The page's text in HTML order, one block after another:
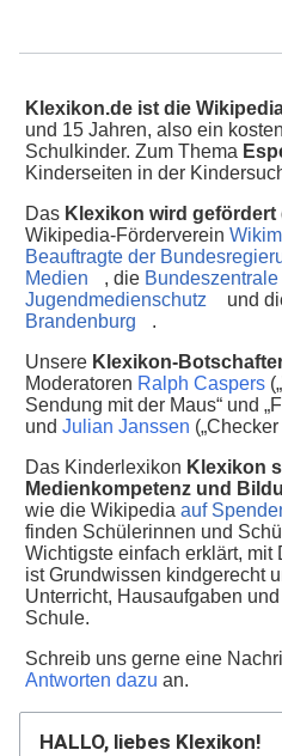
Klexikon.de ist die
und 15 Jahren, also ein
Schulkinder. Zum Thema
Kinderseiten in der
Das Klexikon wird gefördert
Wikipedia-Förderverein
Beauftragte der
Medien
, die
Jugendmedienschutz
und
Brandenburg
.
Unsere Klexikon-
Moderatoren Ralph Caspers
Sendung mit der Maus“ und
und Julian Janssen
Das Kinderlexikon Klexikon
Medienkompetenz und
wie die Wikipedia auf
finden Schülerinnen und
Wichtigste einfach erklärt,
ist Grundwissen kindgerecht
Unterricht, Hausaufgaben
Schule.
Schreib uns gerne eine
Antworten dazu an.
HALLO, liebes Klexikon!